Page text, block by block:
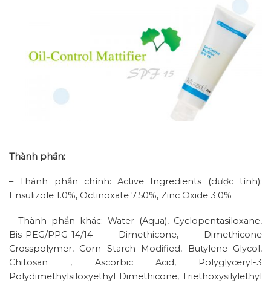
Thành phần:
– Thành phần chính: Active Ingredients (dược tính):
Ensulizole 1.0%, Octinoxate 7.50%, Zinc Oxide 3.0%
– Thành phần khác: Water (Aqua), Cyclopentasiloxane,
Bis-PEG/PPG-14/14 Dimethicone, Dimethicone
Crosspolymer, Corn Starch Modified, Butylene Glycol,
Chitosan , Ascorbic Acid, Polyglyceryl-3
Polydimethylsiloxyethyl Dimethicone, Triethoxysilylethyl